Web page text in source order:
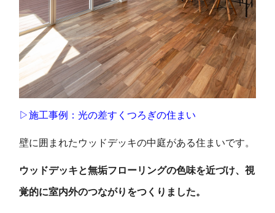
▷施工事例：光の差すくつろぎの住まい
壁に囲まれたウッドデッキの中庭がある住まいです。
ウッドデッキと無垢フローリングの色味を近づけ、視
覚的に室内外のつながりをつくりました。